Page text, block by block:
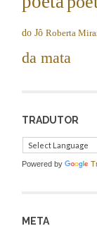
do Jô Roberta
da mata
TRADUTOR
Powered by
META